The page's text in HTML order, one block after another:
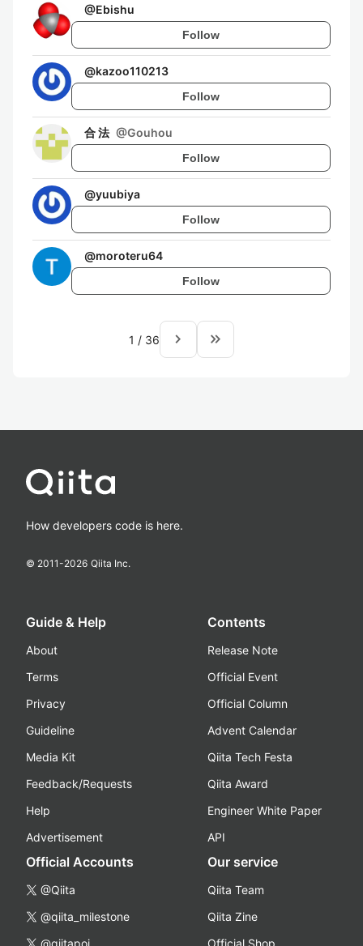
@Ebishu
Follow
@kazoo110213
Follow
合 法 @Gouhou
Follow
@yuubiya
Follow
@moroteru64
Follow
1 / 36 navigate_next keyboard_double_arrow_right
How developers code is here.
© 2011-2026 Qiita Inc.
Guide & Help
About
Terms
Privacy
Guideline
Media Kit
Feedback/Requests
Help
Advertisement
Contents
Release Note
Official Event
Official Column
Advent Calendar
Qiita Tech Festa
Qiita Award
Engineer White Paper
API
Official Accounts
@Qiita
@qiita_milestone
@qiitapoi
Our service
Qiita Team
Qiita Zine
Official Shop